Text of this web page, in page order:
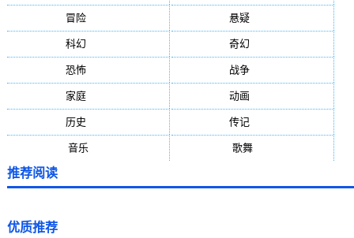
冒险(377) 悬疑
科幻 奇幻
恐怖(236) 战争
家庭(195) 动画
历史 传记
音乐 歌舞(81)
推荐阅读
优质推荐